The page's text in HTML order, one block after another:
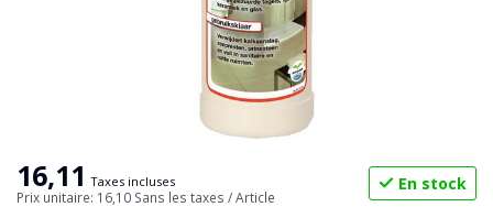
16,11 Taxes incluses
Prix unitaire: 16,10 Sans les taxes / Article
En stock